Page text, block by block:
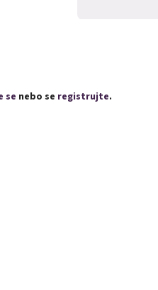
se nebo se registrujte.